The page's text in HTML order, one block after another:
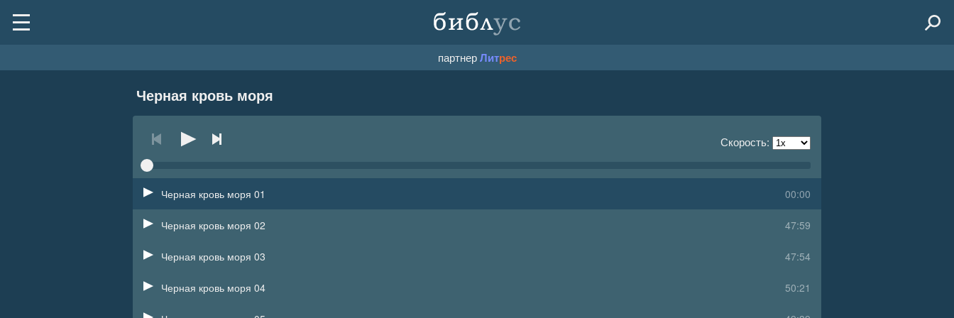
партнерЛитрес
Черная кровь моря
Скорость:
00:00
Черная кровь моря 01
47:59
Черная кровь моря 02
47:54
Черная кровь моря 03
50:21
Черная кровь моря 04